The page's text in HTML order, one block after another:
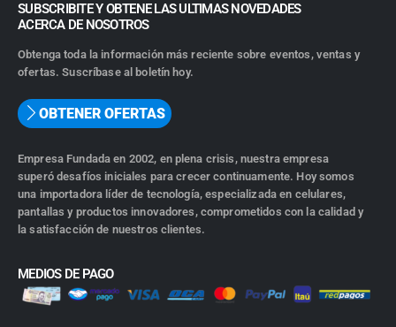
SUBSCRIBITE Y OBTENE LAS ULTIMAS NOVEDADES
ACERCA DE NOSOTROS
Obtenga toda la información más reciente sobre eventos, ventas y
ofertas. Suscríbase al boletín hoy.
OBTENER OFERTAS
Empresa Fundada en 2002, en plena crisis, nuestra empresa
superó desafíos iniciales para crecer continuamente. Hoy somos
una importadora líder de tecnología, especializada en celulares,
pantallas y productos innovadores, comprometidos con la calidad y
la satisfacción de nuestros clientes.
MEDIOS DE PAGO